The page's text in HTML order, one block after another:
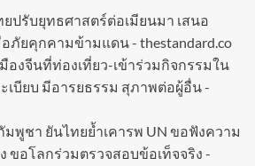
ยปรับยุทธศาสตร์ต่อเมียนมา เสนอ
มือภัยคุกคามข้ามแดน - thestandard.co
องจีนที่ท่องเที่ยว-เข้าร่วมกิจกรรมใน
บียบ มีอารยธรรม สุภาพต่อผู้อื่น -
พูชา ยันไทยย้ำเคารพ UN ขอฟังความ
ขอโลกร่วมตรวจสอบข้อเท็จจริง -